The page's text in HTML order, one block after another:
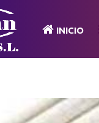
INICIO